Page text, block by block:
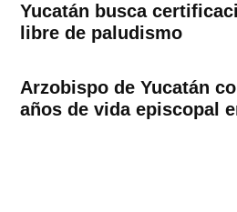
Yucatán busca
libre de paludismo
Arzobispo de Yucatán
años de vida episcopal